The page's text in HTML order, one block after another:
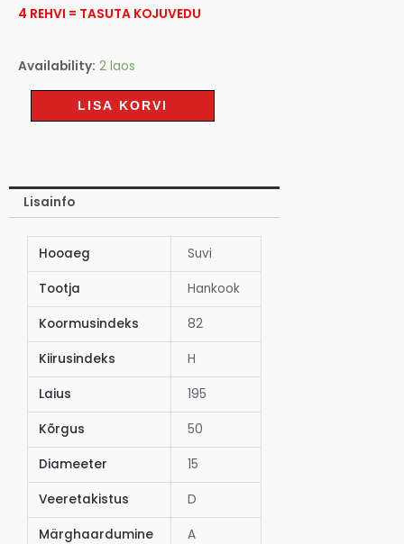
4 REHVI = TASUTA KOJUVEDU
Availability: 2 laos
LISA KORVI
Lisainfo
Hooaeg Suvi
Tootja Hankook
Koormusindeks 82
Kiirusindeks H
Laius 195
Kõrgus 50
Diameeter 15
Veeretakistus D
Märghaardumine A